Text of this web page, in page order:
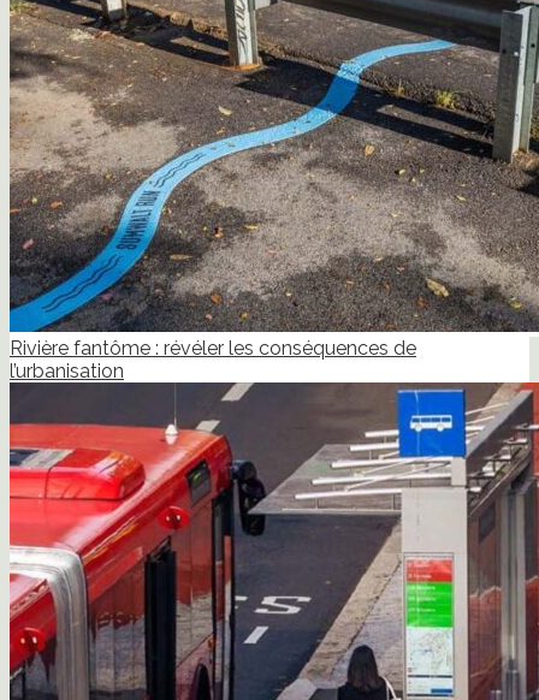
Rivière fantôme : révéler les conséquences de
l’urbanisation